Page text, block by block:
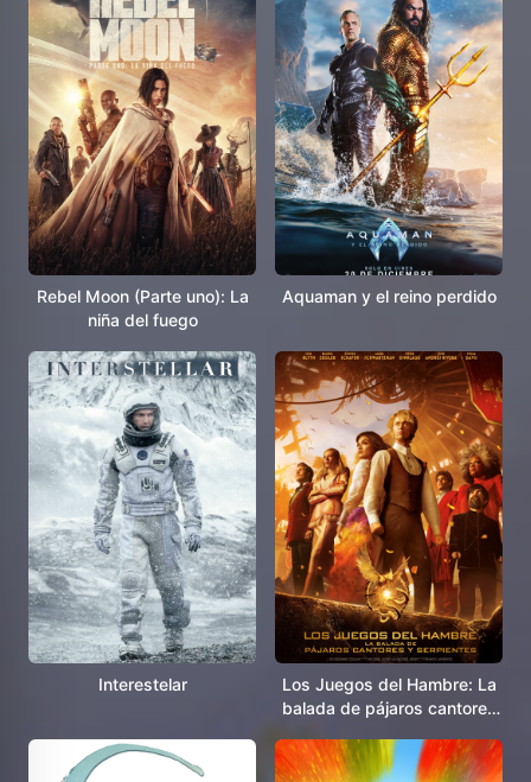
Rebel Moon (Parte uno): La
niña del fuego
Aquaman y el reino perdido
Interestelar
Los Juegos del Hambre: La
balada de pájaros cantores